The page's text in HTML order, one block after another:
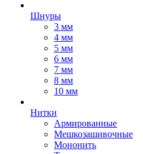
Шнуры
3 мм
4 мм
5 мм
6 мм
7 мм
8 мм
10 мм
Нитки
Армированные
Мешкозашивочные
Мононить